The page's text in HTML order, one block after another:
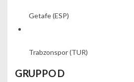
Getafe(ESP)
Trabzonspor(TUR)
GRUPPO D